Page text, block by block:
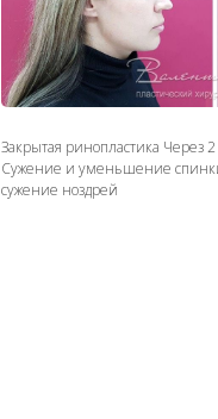
Закрытая ринопластика Через
Сужение и уменьшение
сужение ноздрей